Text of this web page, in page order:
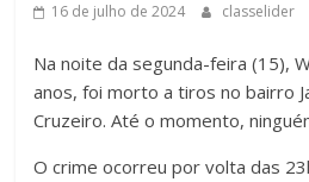
16 de julho de 2024 classelider
Na noite da segunda-feira (15),
anos, foi morto a tiros no bairro
Cruzeiro. Até o momento,
O crime ocorreu por volta das